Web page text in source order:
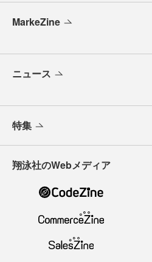
MarkeZine
ニュース
特集
翔泳社のWebメディア